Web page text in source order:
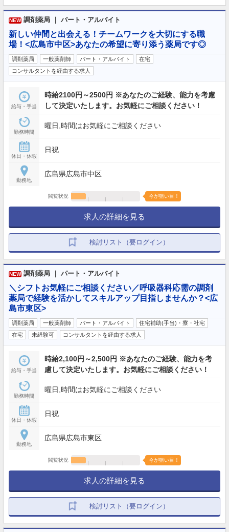
NEW 調剤薬局 ｜ パート・アルバイト
新しい仲間と出会える！チームワークを大切にする職
場！<広島市中区>あなたの希望に寄り添う薬局です◎
調剤薬局 一般薬剤師 パート・アルバイト
在宅
コンサルタントを経由する求人
給与・手当
時給2100円～2500円 ※あなたのご経験、能力を考慮
して決定いたします。お気軽にご相談ください！
勤務時間
曜日,時間はお気軽にご相談ください
休日・休暇
日祝
勤務地
広島県広島市中区
閲覧状況 今が狙い目！
求人の詳細を見る
検討リスト（要ログイン）
NEW 調剤薬局 ｜ パート・アルバイト
＼シフトお気軽にご相談ください／呼吸器科応需の調剤
薬局で経験を活かしてスキルアップ目指しませんか？<広
島市東区>
調剤薬局 一般薬剤師 パート・アルバイト
住宅補助(手当)・寮・社宅
在宅
未経験可 コンサルタントを経由する求人
給与・手当
時給2,100円～2,500円 ※あなたのご経験、能力を考
慮して決定いたします。お気軽にご相談ください！
勤務時間
曜日,時間はお気軽にご相談ください
休日・休暇
日祝
勤務地
広島県広島市東区
閲覧状況 今が狙い目！
求人の詳細を見る
検討リスト（要ログイン）